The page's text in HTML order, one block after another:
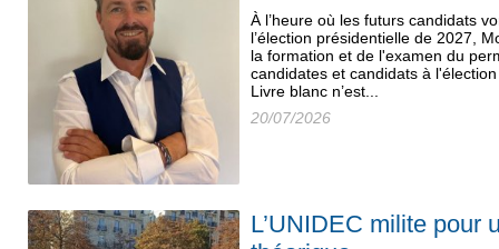
À l’heure où les futurs candidats
l’élection présidentielle de 2027,
la formation et de l'examen du
candidates et candidats à
Livre blanc n’est...
20/07/2026
L’UNIDEC milite pour